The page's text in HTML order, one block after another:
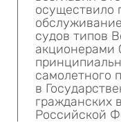
осуществило
судов типов
акционерами
самолетного
в
гражданских
Российской